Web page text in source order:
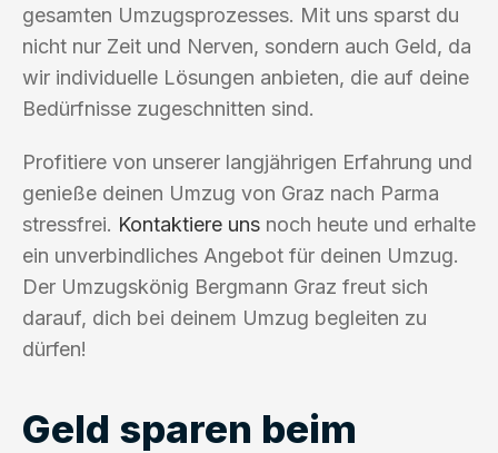
gesamten Umzugsprozesses. Mit uns sparst du
nicht nur Zeit und Nerven, sondern auch Geld, da
wir individuelle Lösungen anbieten, die auf deine
Bedürfnisse zugeschnitten sind.
Profitiere von unserer langjährigen Erfahrung und
genieße deinen Umzug von Graz nach Parma
stressfrei. Kontaktiere uns noch heute und erhalte
ein unverbindliches Angebot für deinen Umzug.
Der Umzugskönig Bergmann Graz freut sich
darauf, dich bei deinem Umzug begleiten zu
dürfen!
Geld sparen beim